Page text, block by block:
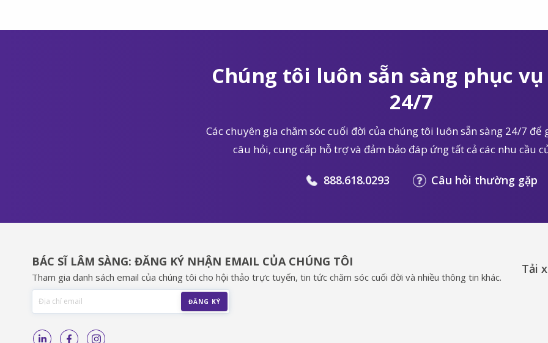
Chúng tôi luôn sẵn sàng phục
24/7
Các chuyên gia chăm sóc cuối đời của chúng tôi luôn sẵn sàng 24/7 để
câu hỏi, cung cấp hỗ trợ và đảm bảo đáp ứng tất cả các nhu cầu
888.618.0293 Câu hỏi thường gặp
BÁC SĨ LÂM SÀNG: ĐĂNG KÝ NHẬN EMAIL CỦA CHÚNG TÔI
Tham gia danh sách email của chúng tôi cho hội thảo trực tuyến, tin tức chăm sóc cuối đời và nhiều thông tin khác.
Tải